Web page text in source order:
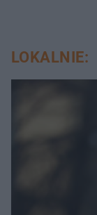
LOKALNIE: